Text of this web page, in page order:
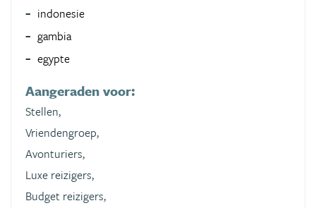
indonesie
gambia
egypte
Aangeraden voor:
Stellen,
Vriendengroep,
Avonturiers,
Luxe reizigers,
Budget reizigers,